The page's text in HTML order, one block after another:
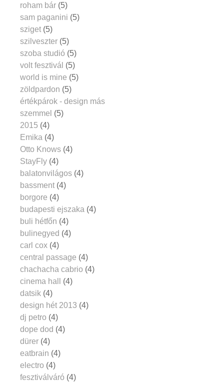
roham bár (5)
sam paganini (5)
sziget (5)
szilveszter (5)
szoba studió (5)
volt fesztivál (5)
world is mine (5)
zöldpardon (5)
értékpárok - design más
szemmel (5)
2015 (4)
Emika (4)
Otto Knows (4)
StayFly (4)
balatonvilágos (4)
bassment (4)
borgore (4)
budapesti ejszaka (4)
buli hétfőn (4)
bulinegyed (4)
carl cox (4)
central passage (4)
chachacha cabrio (4)
cinema hall
(4)
datsik (4)
design hét 2013 (4)
dj petro (4)
dope dod (4)
dürer (4)
eatbrain (4)
electro (4)
fesztiválváró (4)